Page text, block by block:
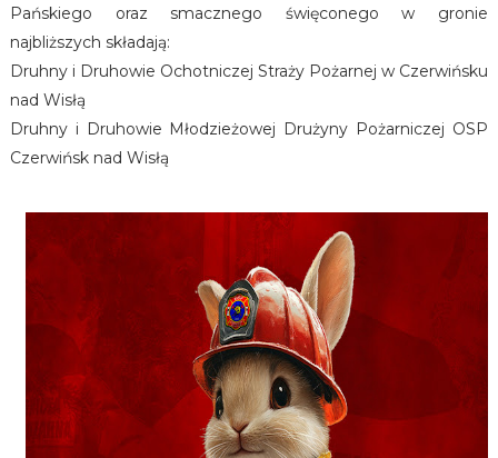
Pańskiego oraz smacznego święconego w gronie
najbliższych składają:
Druhny i Druhowie Ochotniczej Straży Pożarnej w Czerwińsku
nad Wisłą
Druhny i Druhowie Młodzieżowej Drużyny Pożarniczej OSP
Czerwińsk nad Wisłą